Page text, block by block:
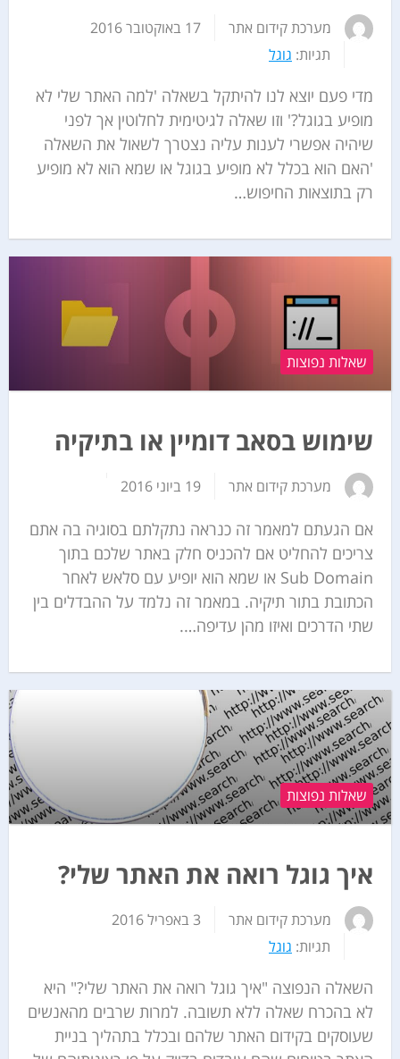
מערכת קידום אתר
17 באוקטובר 2016
תגיות: גוגל
מדי פעם יוצא לנו להיתקל בשאלה 'למה האתר שלי לא
מופיע בגוגל?' וזו שאלה לגיטימית לחלוטין אך לפני
שיהיה אפשרי לענות עליה נצטרך לשאול את השאלה
'האם הוא בכלל לא מופיע בגוגל או שמא הוא לא מופיע
רק בתוצאות החיפוש…
שאלות נפוצות
שימוש בסאב דומיין או בתיקיה
מערכת קידום אתר 19 ביוני 2016
אם הגעתם למאמר זה כנראה נתקלתם בסוגיה בה אתם
צריכים להחליט אם להכניס חלק באתר שלכם בתוך
Sub Domain או שמא הוא יופיע עם סלאש לאחר
הכתובת בתור תיקיה. במאמר זה נלמד על ההבדלים בין
שתי הדרכים ואיזו מהן עדיפה….
שאלות נפוצות
איך גוגל רואה את האתר שלי?
מערכת קידום אתר
3 באפריל 2016
תגיות: גוגל
השאלה הנפוצה "איך גוגל רואה את האתר שלי?" היא
לא בהכרח שאלה ללא תשובה. למרות שרבים מהאנשים
שעוסקים בקידום האתר שלהם ובכלל בתהליך בניית